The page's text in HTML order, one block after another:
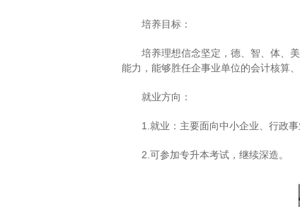
培养目标：
培养理想信念坚定，德、智、体、
能力，能够胜任企事业单位的会计核算
就业方向：
1.就业：主要面向中小企业、行政
2.可参加专升本考试，继续深造。